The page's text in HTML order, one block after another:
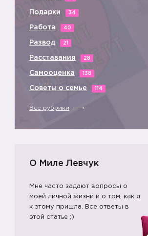
Подарки 34
Работа 40
Развод 21
Расставания 28
Самооценка 138
Советы о семье 114
Все рубрики
О Миле Левчук
Мне часто задают вопросы о
моей личной жизни и о том, как я
к этому пришла. Все ответы в
этой статье ;)